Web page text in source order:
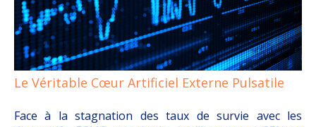
Le Véritable Cœur Artificiel Externe Pulsatile
Face à la stagnation des taux de survie avec les